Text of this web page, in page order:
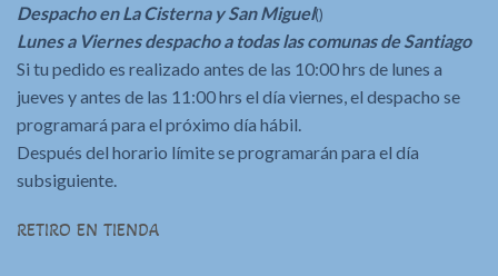
Despacho en La Cisterna y San Miguel()
Lunes a Viernes despacho a todas las comunas de Santiago
Si tu pedido es realizado antes de las 10:00 hrs de lunes a
jueves y antes de las 11:00 hrs el día viernes, el despacho se
programará para el próximo día hábil.
Después del horario límite se programarán para el día
subsiguiente.
RETIRO EN TIENDA